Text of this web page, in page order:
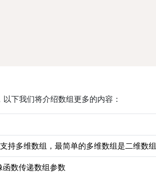
下我们将介绍数组更多的内容：
持多维数组，最简单的多维数组是二维数组
函数传递数组参数